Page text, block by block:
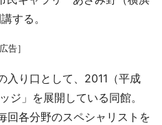
する。
広告］
り口として、2011（平成
ジ」を展開している同館。
回各分野のスペシャリストを